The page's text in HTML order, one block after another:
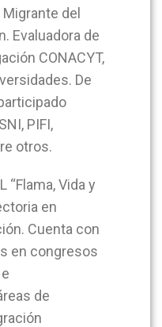
del
Evaluadora de
CONACYT,
De
PIFI,
otros.
“Flama, Vida y
en
Cuenta con
en congresos
de